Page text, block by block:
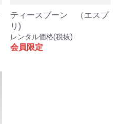
ティースプーン （エスプ
リ)
レンタル価格(税抜)
会員限定